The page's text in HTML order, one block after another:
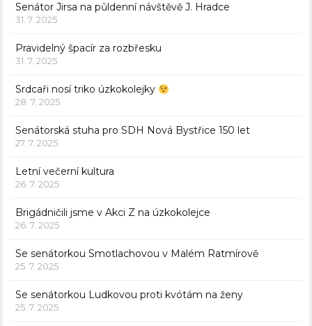
Senátor Jirsa na půldenní návštěvě J. Hradce
31. 7. 2025
Pravidelný špacír za rozbřesku
31. 7. 2025
Srdcaři nosí triko úzkokolejky
28. 7. 2025
Senátorská stuha pro SDH Nová Bystřice 150 let
27. 7. 2025
Letní večerní kultura
26. 7. 2025
Brigádničili jsme v Akci Z na úzkokolejce
26. 7. 2025
Se senátorkou Smotlachovou v Malém Ratmírově
25. 7. 2025
Se senátorkou Ludkovou proti kvótám na ženy
25. 7. 2025